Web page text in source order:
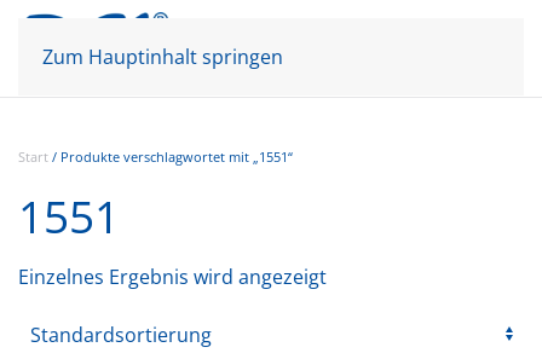
Zum Hauptinhalt springen
Start / Produkte verschlagwortet mit „1551“
1551
Einzelnes Ergebnis wird angezeigt